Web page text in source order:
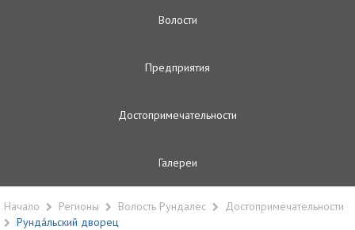
Волости
Предприятия
Достопримечательности
Галереи
Начало Регионы Волость Рундалес
Достопримечательности
Рунда́льский дворец